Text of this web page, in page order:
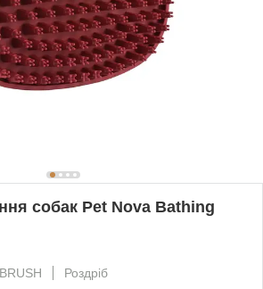
собак Pet Nova Bathing
Роздріб